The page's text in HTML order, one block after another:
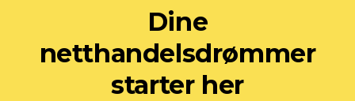
Dine
netthandelsdrømmer
starter her